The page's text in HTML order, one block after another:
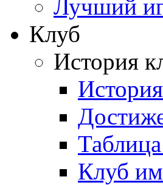
Лучший
Клуб
История
История
Клуб